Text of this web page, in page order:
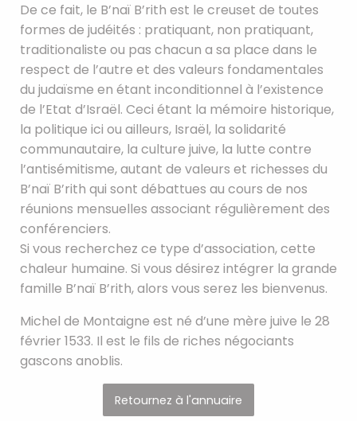
De ce fait, le B’naï B’rith est le creuset de toutes
formes de judéités : pratiquant, non pratiquant,
traditionaliste ou pas chacun a sa place dans le
respect de l’autre et des valeurs fondamentales
du judaïsme en étant inconditionnel à l’existence
de l’Etat d’Israël. Ceci étant la mémoire historique,
la politique ici ou ailleurs, Israël, la solidarité
communautaire, la culture juive, la lutte contre
l’antisémitisme, autant de valeurs et richesses du
B’naï B’rith qui sont débattues au cours de nos
réunions mensuelles associant régulièrement des
conférenciers.
Si vous recherchez ce type d’association, cette
chaleur humaine. Si vous désirez intégrer la grande
famille B’naï B’rith, alors vous serez les bienvenus.
Michel de Montaigne est né d’une mère juive le 28
février 1533. Il est le fils de riches négociants
gascons anoblis.
Retournez à l'annuaire